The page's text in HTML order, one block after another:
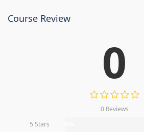
Course Review
0
0 Reviews
5 Stars